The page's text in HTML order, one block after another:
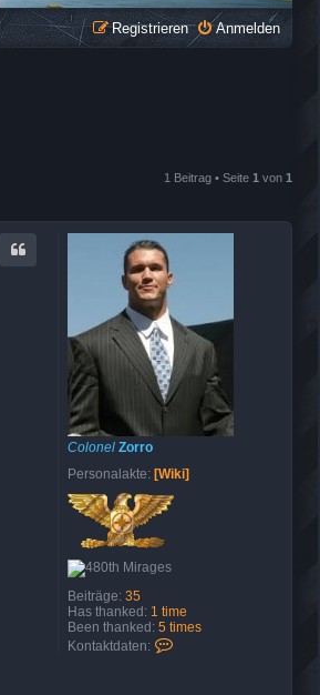
Anmelden
Registrieren
1 Beitrag • Seite 1 von 1
Colonel Zorro
Personalakte: [Wiki]
Beiträge: 35
Has thanked: 1 time
Been thanked: 5 times
Kontaktdaten: